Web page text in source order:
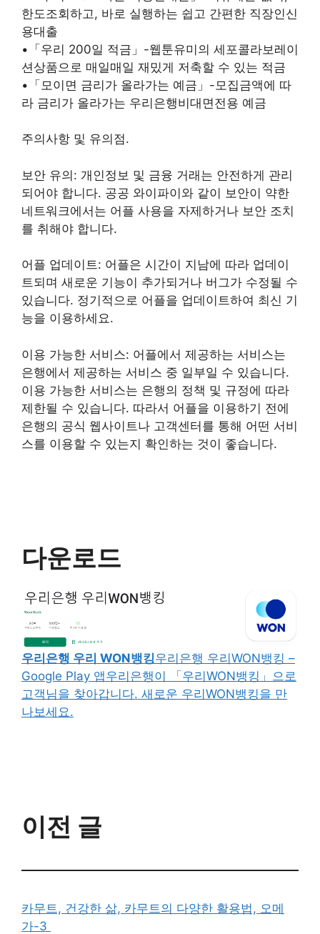
한도조회하고, 바로 실행하는 쉽고 간편한 직장인신
용대출
•「우리 200일 적금」-웹툰유미의 세포콜라보레이
션상품으로 매일매일 재밌게 저축할 수 있는 적금
•「모이면 금리가 올라가는 예금」-모집금액에 따
라 금리가 올라가는 우리은행비대면전용 예금
주의사항 및 유의점.
보안 유의: 개인정보 및 금융 거래는 안전하게 관리
되어야 합니다. 공공 와이파이와 같이 보안이 약한
네트워크에서는 어플 사용을 자제하거나 보안 조치
를 취해야 합니다.
어플 업데이트: 어플은 시간이 지남에 따라 업데이
트되며 새로운 기능이 추가되거나 버그가 수정될 수
있습니다. 정기적으로 어플을 업데이트하여 최신 기
능을 이용하세요.
이용 가능한 서비스: 어플에서 제공하는 서비스는
은행에서 제공하는 서비스 중 일부일 수 있습니다.
이용 가능한 서비스는 은행의 정책 및 규정에 따라
제한될 수 있습니다. 따라서 어플을 이용하기 전에
은행의 공식 웹사이트나 고객센터를 통해 어떤 서비
스를 이용할 수 있는지 확인하는 것이 좋습니다.
다운로드
우리은행 우리 WON뱅킹우리은행 우리WON뱅킹 –
Google Play 앱우리은행이 「우리WON뱅킹」으로
고객님을 찾아갑니다. 새로운 우리WON뱅킹을 만
나보세요.
이전 글
카무트, 건강한 삶, 카무트의 다양한 활용법, 오메
가-3